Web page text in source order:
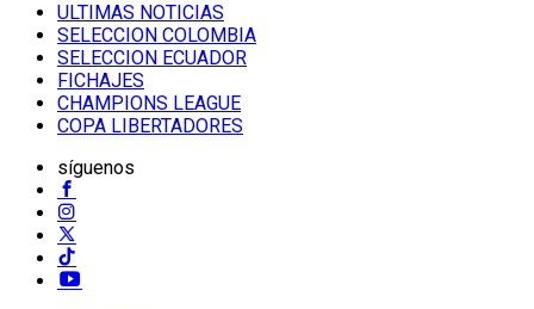
ULTIMAS NOTICIAS
SELECCION COLOMBIA
SELECCION ECUADOR
FICHAJES
CHAMPIONS LEAGUE
COPA LIBERTADORES
síguenos